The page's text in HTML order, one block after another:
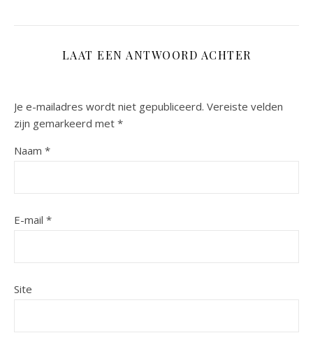
LAAT EEN ANTWOORD ACHTER
Je e-mailadres wordt niet gepubliceerd. Vereiste velden
zijn gemarkeerd met *
Naam *
E-mail *
Site